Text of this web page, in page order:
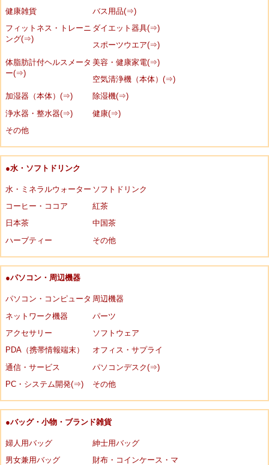
健康雑貨
バス用品(⇒)
フィットネス・トレーニ
ング(⇒)
ダイエット器具(⇒)
スポーツウエア(⇒)
体脂肪計付ヘルスメータ
ー(⇒)
美容・健康家電(⇒)
空気清浄機（本体）(⇒)
加湿器（本体）(⇒)
除湿機(⇒)
浄水器・整水器(⇒)
健康(⇒)
その他
●水・ソフトドリンク
水・ミネラルウォーター ソフトドリンク
コーヒー・ココア
紅茶
日本茶
中国茶
ハーブティー
その他
●パソコン・周辺機器
パソコン・コンピュータ 周辺機器
ネットワーク機器
パーツ
アクセサリー
ソフトウェア
PDA（携帯情報端末）
オフィス・サプライ
通信・サービス
パソコンデスク(⇒)
PC・システム開発(⇒)
その他
●バッグ・小物・ブランド雑貨
婦人用バッグ
紳士用バッグ
男女兼用バッグ
財布・コインケース・マ